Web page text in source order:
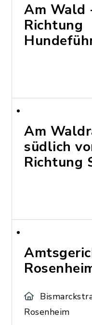
Am Wald
Richtung
Am
südlich
Richtung
Rosenheim